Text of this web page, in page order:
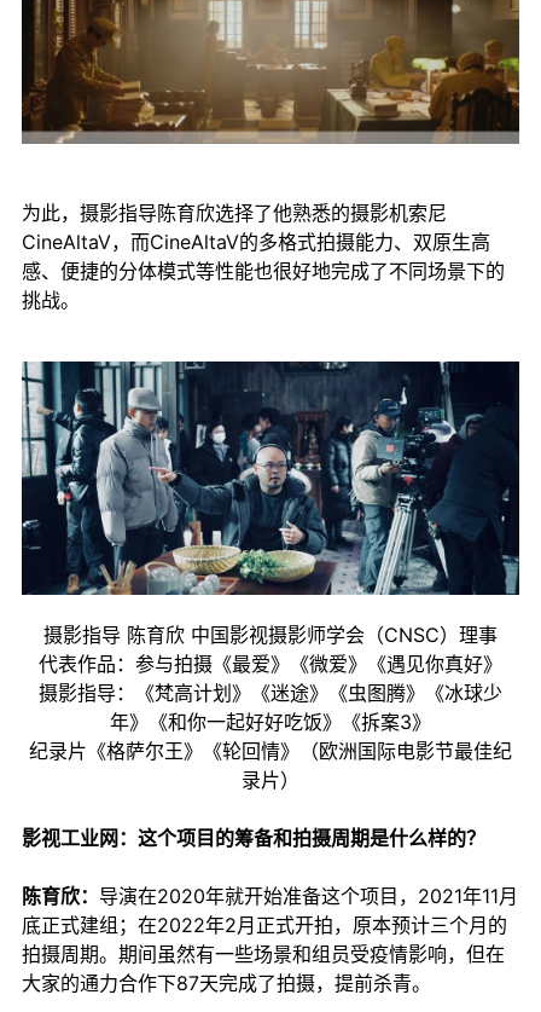
为此，摄影指导陈育欣选择了他熟悉的摄影机索尼
CineAltaV，而CineAltaV的多格式拍摄能力、双原生高
感、便捷的分体模式等性能也很好地完成了不同场景下的
挑战。
摄影指导 陈育欣 中国影视摄影师学会（CNSC）理事
代表作品：参与拍摄《最爱》《微爱》《遇见你真好》
摄影指导：《梵高计划》《迷途》《虫图腾》《冰球少
年》《和你一起好好吃饭》《拆案3》
纪录片《格萨尔王》《轮回情》（欧洲国际电影节最佳纪
录片）
影视工业网：这个项目的筹备和拍摄周期是什么样的？
陈育欣： 导演在2020年就开始准备这个项目，2021年11月
底正式建组；在2022年2月正式开拍，原本预计三个月的
拍摄周期。期间虽然有一些场景和组员受疫情影响，但在
大家的通力合作下87天完成了拍摄，提前杀青。